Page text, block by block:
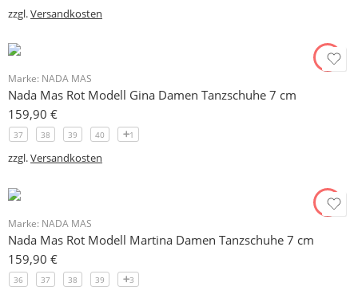
zzgl.Versandkosten
Marke: NADA MAS
Nada Mas Rot Modell Gina Damen Tanzschuhe 7 cm
159,90 €
37 38 39 40 1
zzgl.Versandkosten
Marke: NADA MAS
Nada Mas Rot Modell Martina Damen Tanzschuhe 7 cm
159,90 €
36 37 38 39 3